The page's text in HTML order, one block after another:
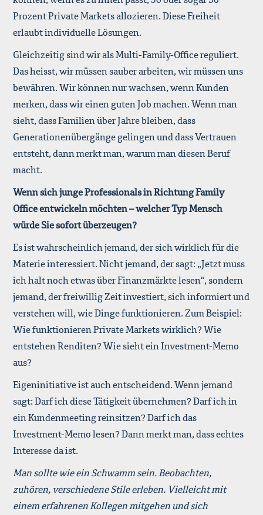
Prozent Private Markets allozieren. Diese Freiheit
erlaubt individuelle Lösungen.
Gleichzeitig sind wir als Multi-Family-Office reguliert.
Das heisst, wir müssen sauber arbeiten, wir müssen uns
bewähren. Wir können nur wachsen, wenn Kunden
merken, dass wir einen guten Job machen. Wenn man
sieht, dass Familien über Jahre bleiben, dass
Generationenübergänge gelingen und dass Vertrauen
entsteht, dann merkt man, warum man diesen Beruf
macht.
Wenn sich junge Professionals in Richtung Family
Office entwickeln möchten – welcher Typ Mensch
würde Sie sofort überzeugen?
Es ist wahrscheinlich jemand, der sich wirklich für die
Materie interessiert. Nicht jemand, der sagt: „Jetzt muss
ich halt noch etwas über Finanzmärkte lesen“, sondern
jemand, der freiwillig Zeit investiert, sich informiert und
verstehen will, wie Dinge funktionieren. Zum Beispiel:
Wie funktionieren Private Markets wirklich? Wie
entstehen Renditen? Wie sieht ein Investment-Memo
aus?
Eigeninitiative ist auch entscheidend. Wenn jemand
sagt: Darf ich diese Tätigkeit übernehmen? Darf ich in
ein Kundenmeeting reinsitzen? Darf ich das
Investment-Memo lesen? Dann merkt man, dass echtes
Interesse da ist.
Man sollte wie ein Schwamm sein. Beobachten,
zuhören, verschiedene Stile erleben. Vielleicht mit
einem erfahrenen Kollegen mitgehen und sich